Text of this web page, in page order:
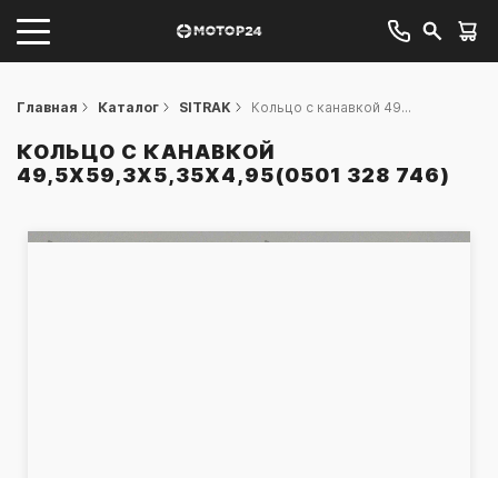
Главная Каталог SITRAK Кольцо с канавкой 49...
КОЛЬЦО С КАНАВКОЙ
49,5Х59,3Х5,35Х4,95(0501 328 746)